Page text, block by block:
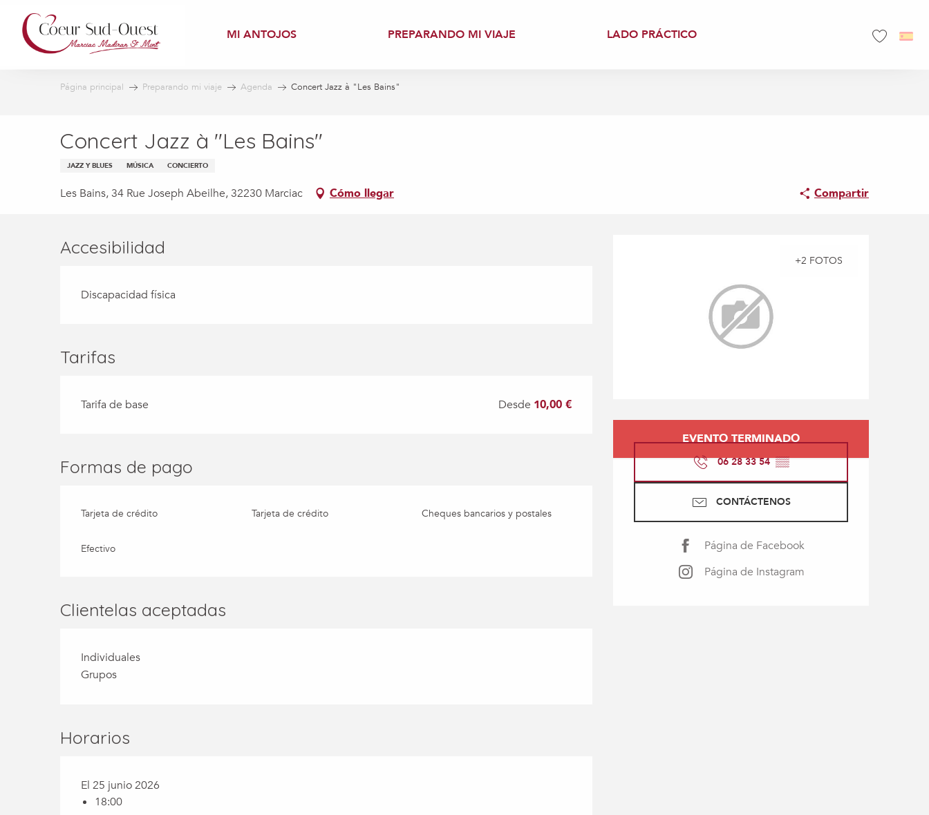
contenu
principal
MI ANTOJOS PREPARANDO MI VIAJE LADO PRÁCTICO
Página principal Preparando mi viaje Agenda Concert Jazz à "Les Bains"
Concert Jazz à "Les Bains"
JAZZ Y BLUES MÚSICA CONCIERTO
Les Bains, 34 Rue Joseph Abeilhe, 32230 Marciac Cómo llegar Compartir
+2 FOTOS
Horarios y datos de
EVENTO TERMINADO
06 28 33 54▒▒
CONTÁCTENOS
Página de Facebook
Página de Instagram
Accesibilidad
Discapacidad física
Tarifas
Tarifa de base Desde 10,00 €
Formas de pago
Tarjeta de crédito Tarjeta de crédito Cheques bancarios y postales
Efectivo
Clientelas aceptadas
Individuales
Grupos
Horarios
El 25 junio 2026
18:00